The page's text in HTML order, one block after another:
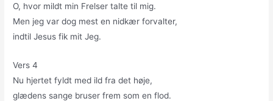
O, hvor mildt min Frelser talte til mig.
Men jeg var dog mest en nidkær forvalter,
indtil Jesus fik mit Jeg.
Vers 4
Nu hjertet fyldt med ild fra det høje,
glædens sange bruser frem som en flod.